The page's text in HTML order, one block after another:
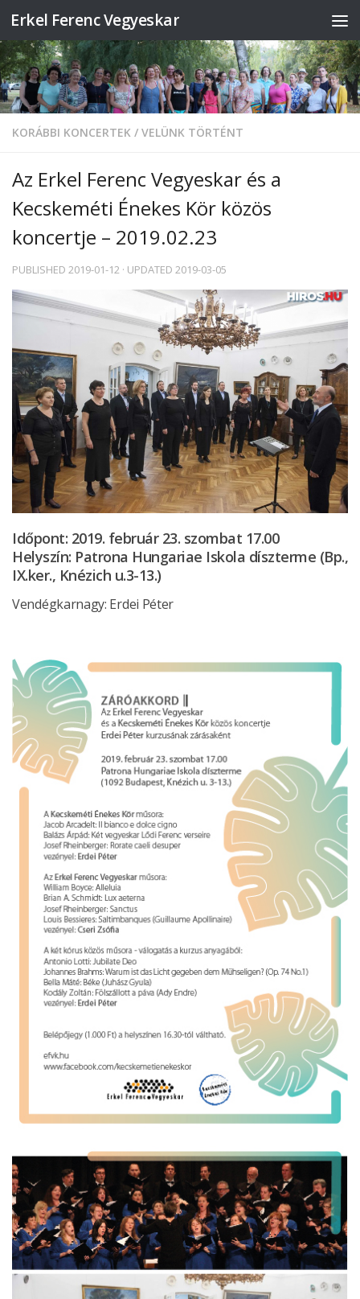
Skip to content
Erkel Ferenc Vegyeskar
KORÁBBI KONCERTEK / VELÜNK TÖRTÉNT
Az Erkel Ferenc Vegyeskar és a
Kecskeméti Énekes Kör közös
koncertje – 2019.02.23
PUBLISHED 2019-01-12 · UPDATED 2019-03-05
Időpont: 2019. február 23. szombat 17.00
Helyszín: Patrona Hungariae Iskola díszterme (Bp.,
IX.ker., Knézich u.3-13.)
Vendégkarnagy: Erdei Péter